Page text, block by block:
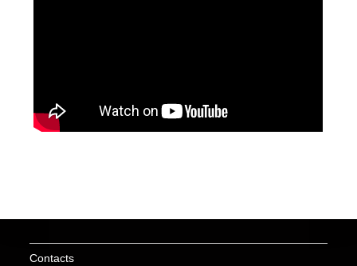
Contacts